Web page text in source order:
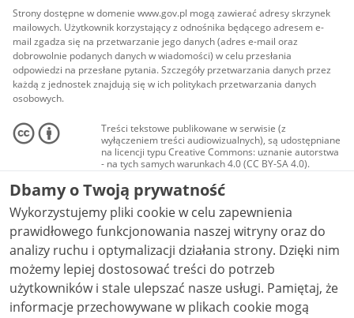
Strony dostępne w domenie www.gov.pl mogą zawierać adresy skrzynek
mailowych. Użytkownik korzystający z odnośnika będącego adresem e-
mail zgadza się na przetwarzanie jego danych (adres e-mail oraz
dobrowolnie podanych danych w wiadomości) w celu przesłania
odpowiedzi na przesłane pytania. Szczegóły przetwarzania danych przez
każdą z jednostek znajdują się w ich politykach przetwarzania danych
osobowych.
Treści tekstowe publikowane w serwisie (z
wyłączeniem treści audiowizualnych), są udostępniane
na licencji typu Creative Commons: uznanie autorstwa
- na tych samych warunkach 4.0 (CC BY-SA 4.0).
Materiały audiowizualne, w tym zdjęcia, materiały
audio i wideo, są udostępniane na licencji typu
Creative Commons: uznanie autorstwa użycie
niekomercyjne - bez utworów zależnych 4.0 (CC BY-
NC-ND 4.0), o ile nie jest to stwierdzone inaczej.
Dbamy o Twoją prywatność
Wykorzystujemy pliki cookie w celu zapewnienia
prawidłowego funkcjonowania naszej witryny oraz do
analizy ruchu i optymalizacji działania strony. Dzięki nim
możemy lepiej dostosować treści do potrzeb
użytkowników i stale ulepszać nasze usługi. Pamiętaj, że
informacje przechowywane w plikach cookie mogą